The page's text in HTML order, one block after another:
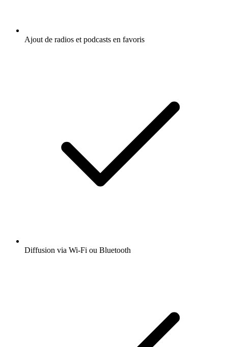
Ajout de radios et podcasts en favoris
Diffusion via Wi-Fi ou Bluetooth